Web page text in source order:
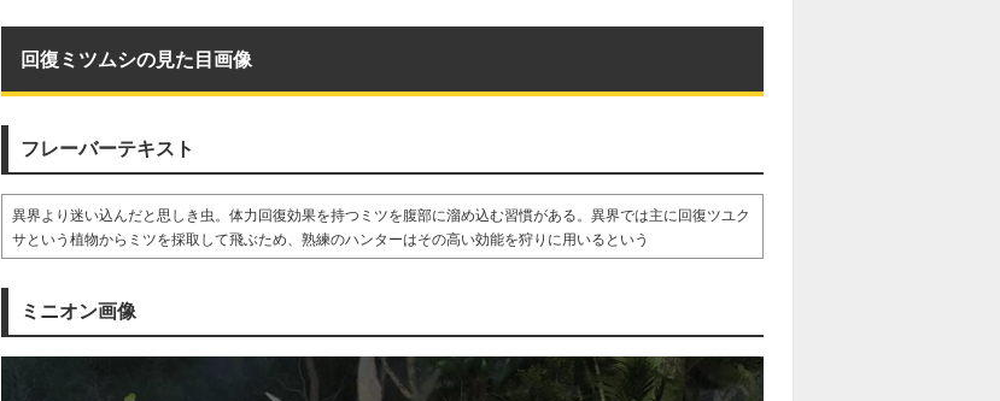
回復ミツムシの見た目画像
フレーバーテキスト
異界より迷い込んだと思しき虫。体力回復効果を持つミツを腹部に溜め込む習慣がある。異界では主に回復ツユク
サという植物からミツを採取して飛ぶため、熟練のハンターはその高い効能を狩りに用いるという
ミニオン画像